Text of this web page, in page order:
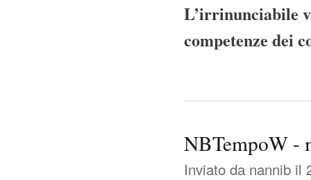
L’irrinunciabile
competenze dei
NBTempoW -
Inviato da nannib il